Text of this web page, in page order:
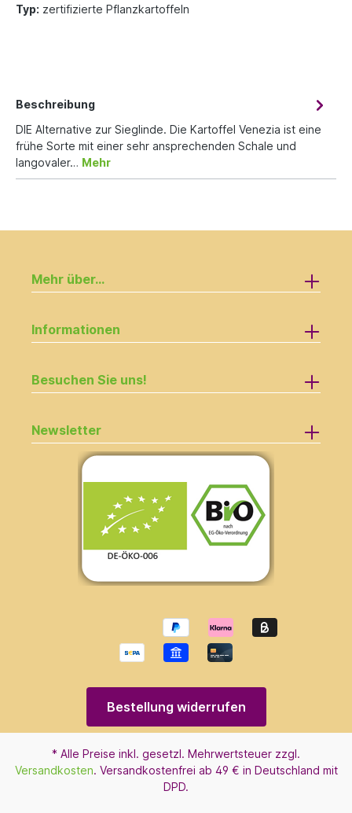
Typ: zertifizierte Pflanzkartoffeln
Beschreibung
DIE Alternative zur Sieglinde. Die Kartoffel Venezia ist eine
frühe Sorte mit einer sehr ansprechenden Schale und
langovaler… Mehr
Mehr über...
Informationen
Besuchen Sie uns!
Newsletter
Bestellung widerrufen
* Alle Preise inkl. gesetzl. Mehrwertsteuer zzgl.
Versandkosten. Versandkostenfrei ab 49 € in Deutschland mit
DPD.